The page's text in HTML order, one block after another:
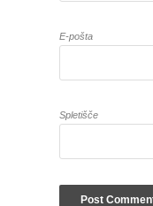
E-pošta
Spletišče